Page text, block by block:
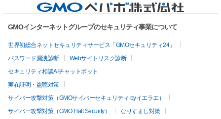
GMOインターネットグループのセキュリティ事業について
世界初総合ネットセキュリティサービス「GMOセキュリティ24」
パスワード漏洩診断
Webサイトリスク診断
セキュリティ相談AIチャットボット
実在証明・盗聴対策
サイバー攻撃対策（GMOサイバーセキュリティ byイエラエ）
サイバー攻撃対策（GMO Flatt Security）
なりすまし対策